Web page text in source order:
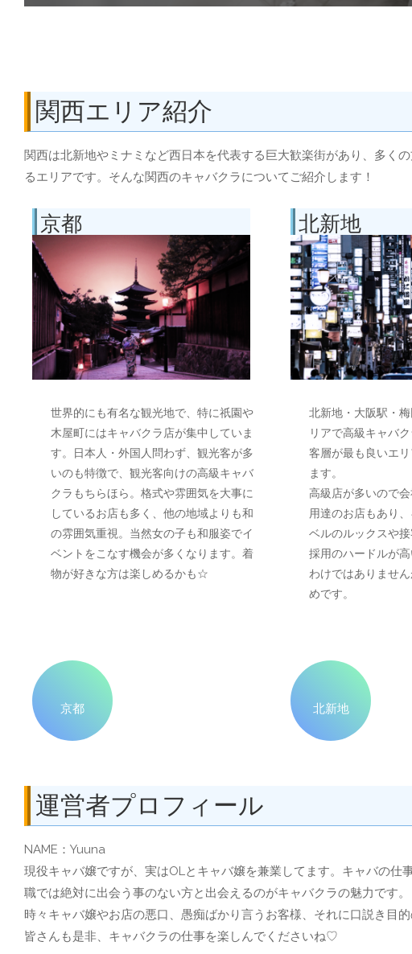
関西エリア紹介
関西は北新地やミナミなど西日本を代表する巨大歓楽街があり、多く
るエリアです。そんな関西のキャバクラについてご紹介します！
京都
世界的にも有名な観光地で、特に祇園や
木屋町にはキャバクラ店が集中していま
す。日本人・外国人問わず、観光客が多
いのも特徴で、観光客向けの高級キャバ
クラもちらほら。格式や雰囲気を大事に
しているお店も多く、他の地域よりも和
の雰囲気重視。当然女の子も和服姿でイ
ベントをこなす機会が多くなります。着
物が好きな方は楽しめるかも☆
京都
北新地
北新地・大阪駅・
リアで高級キャバ
客層が最も良いエ
ます。
高級店が多いので
用達のお店もあり
ベルのルックスや接
採用のハードルが
わけではありませ
めです。
北新地
運営者プロフィール
NAME：Yuuna
現役キャバ嬢ですが、実はOLとキャバ嬢を兼業してます。キャバの
職では絶対に出会う事のない方と出会えるのがキャバクラの魅力です。
時々キャバ嬢やお店の悪口、愚痴ばかり言うお客様、それに口説き目
皆さんも是非、キャバクラの仕事を楽しんでくださいね♡